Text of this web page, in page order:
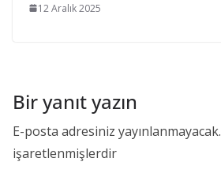
12 Aralık 2025
Bir yanıt yazın
E-posta adresiniz yayınlanmayacak.
işaretlenmişlerdir